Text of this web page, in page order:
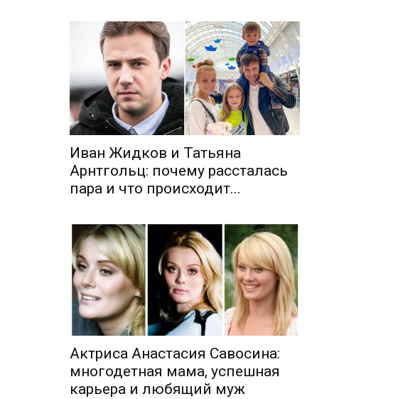
Иван Жидков и Татьяна
Арнтгольц: почему рассталась
пара и что происходит...
Актриса Анастасия Савосина:
многодетная мама, успешная
карьера и любящий муж